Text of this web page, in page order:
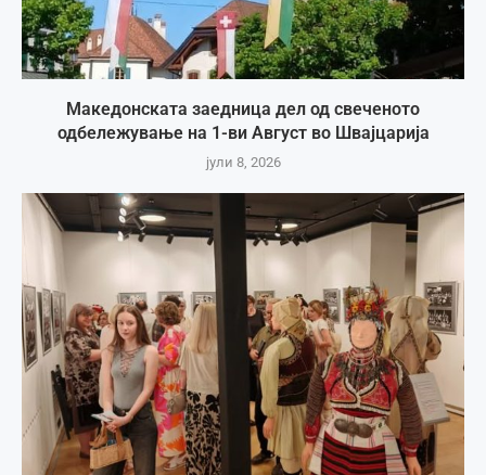
Македонската заедница дел од свеченото
одбележување на 1-ви Август во Швајцарија
јули 8, 2026